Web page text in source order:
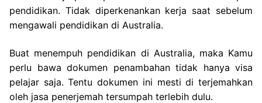
pendidikan. Tidak diperkenankan kerja saat sebelum
mengawali pendidikan di Australia.
Buat menempuh pendidikan di Australia, maka Kamu
perlu bawa dokumen penambahan tidak hanya visa
pelajar saja. Tentu dokumen ini mesti di terjemahkan
oleh jasa penerjemah tersumpah terlebih dulu.